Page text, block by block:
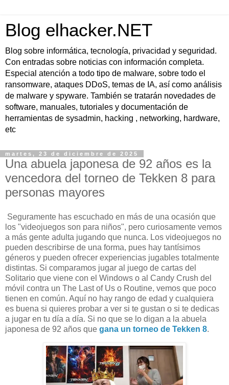
Blog elhacker.NET
Blog sobre informática, tecnología, privacidad y seguridad.
Con entradas sobre noticias con información completa.
Especial atención a todo tipo de malware, sobre todo el
ransomware, ataques DDoS, temas de IA, así como análisis
de malware y spyware. También se tratarán novedades de
software, manuales, tutoriales y documentación de
herramientas de sysadmin, hacking , networking, hardware,
etc
martes, 23 de diciembre de 2025
Una abuela japonesa de 92 años es la
vencedora del torneo de Tekken 8 para
personas mayores
Seguramente has escuchado en más de una ocasión que
los "videojuegos son para niños", pero curiosamente vemos
a más gente adulta jugando que nunca. Los videojuegos no
pueden describirse de una forma, pues hay tantísimos
géneros y pueden ofrecer experiencias jugables totalmente
distintas. Si comparamos jugar al juego de cartas del
Solitario que viene con el Windows o al Candy Crush del
móvil contra un The Last of Us o Routine, vemos que poco
tienen en común. Aquí no hay rango de edad y cualquiera
es buena si quieres probar a ver si te gustan o si te dedicas
a jugar en tu día a día. Si no que se lo digan a la abuela
japonesa de 92 años que gana un torneo de Tekken 8.